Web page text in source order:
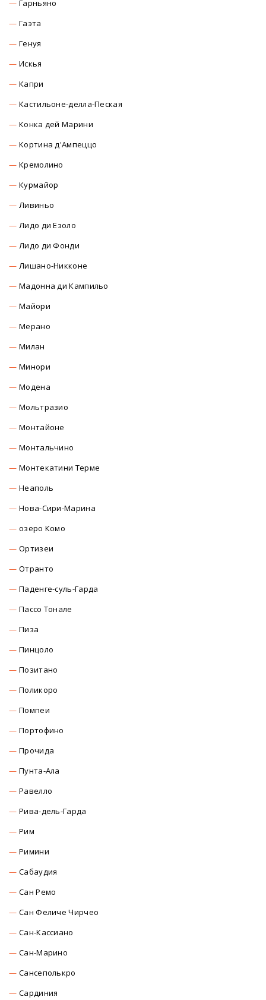
Гарньяно
Гаэта
Генуя
Искья
Капри
Кастильоне-делла-Пеская
Конка дей Марини
Кортина д'Ампеццо
Кремолино
Курмайор
Ливиньо
Лидо ди Езоло
Лидо ди Фонди
Лишано-Никконе
Мадонна ди Кампильо
Майори
Мерано
Милан
Минори
Модена
Мольтразио
Монтайоне
Монтальчино
Монтекатини Терме
Неаполь
Нова-Сири-Марина
озеро Комо
Ортизеи
Отранто
Паденге-суль-Гарда
Пассо Тонале
Пиза
Пинцоло
Позитано
Поликоро
Помпеи
Портофино
Прочида
Пунта-Ала
Равелло
Рива-дель-Гарда
Рим
Римини
Сабаудия
Сан Ремо
Сан Феличе Чирчео
Сан-Кассиано
Сан-Марино
Сансеполькро
Сардиния